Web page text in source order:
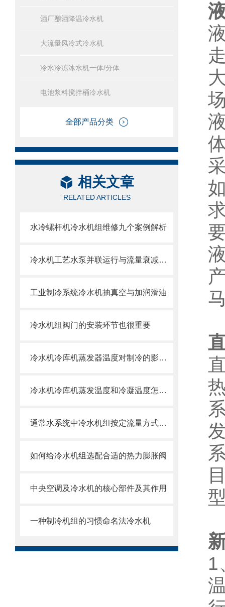
酒厂酿酒降温冷水机
大流量风冷式冷水机
冷水冷冻冰水机一体/分体
电池浆料搅拌桶冷水机
全部产品分类
相关文章
RELATED ARTICLES
水冷螺杆机冷水机组维修九个案例解析
冷水机工艺水泵并联运行与流量衰减问题
工业制冷系统冷水机抽真空与加润滑油
冷水机组阀门的安装环节也很重要
冷水机冷库机蒸发器温度对制冷的影响与调节
冷水机冷库机蒸发温度和冷凝温度怎么确定
通常水系统中冷水机组按定流量方式运行
如何给冷水机组选配合适的热力膨胀阀
中央空调及冷水机的核心部件及其作用
一种制冷机组的习惯命名法冷水机
1